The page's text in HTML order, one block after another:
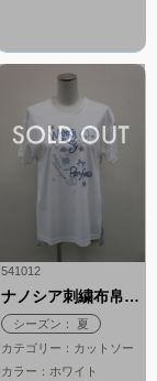
541012
ナノシア刺繍布帛ドッキング
シーズン： 夏
カテゴリー：カットソー
カラー：ホワイト